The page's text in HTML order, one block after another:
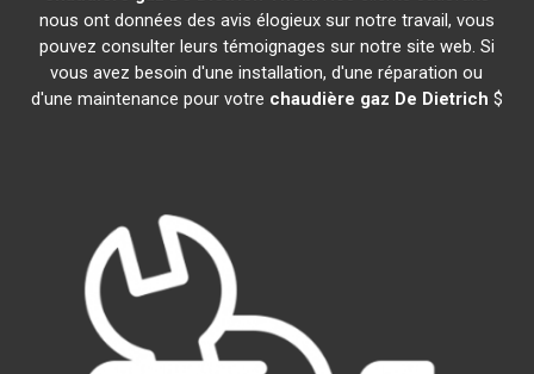
nous ont données des avis élogieux sur notre travail, vous
pouvez consulter leurs témoignages sur notre site web. Si
vous avez besoin d'une installation, d'une réparation ou
d'une maintenance pour votre chaudière gaz De Dietrich $